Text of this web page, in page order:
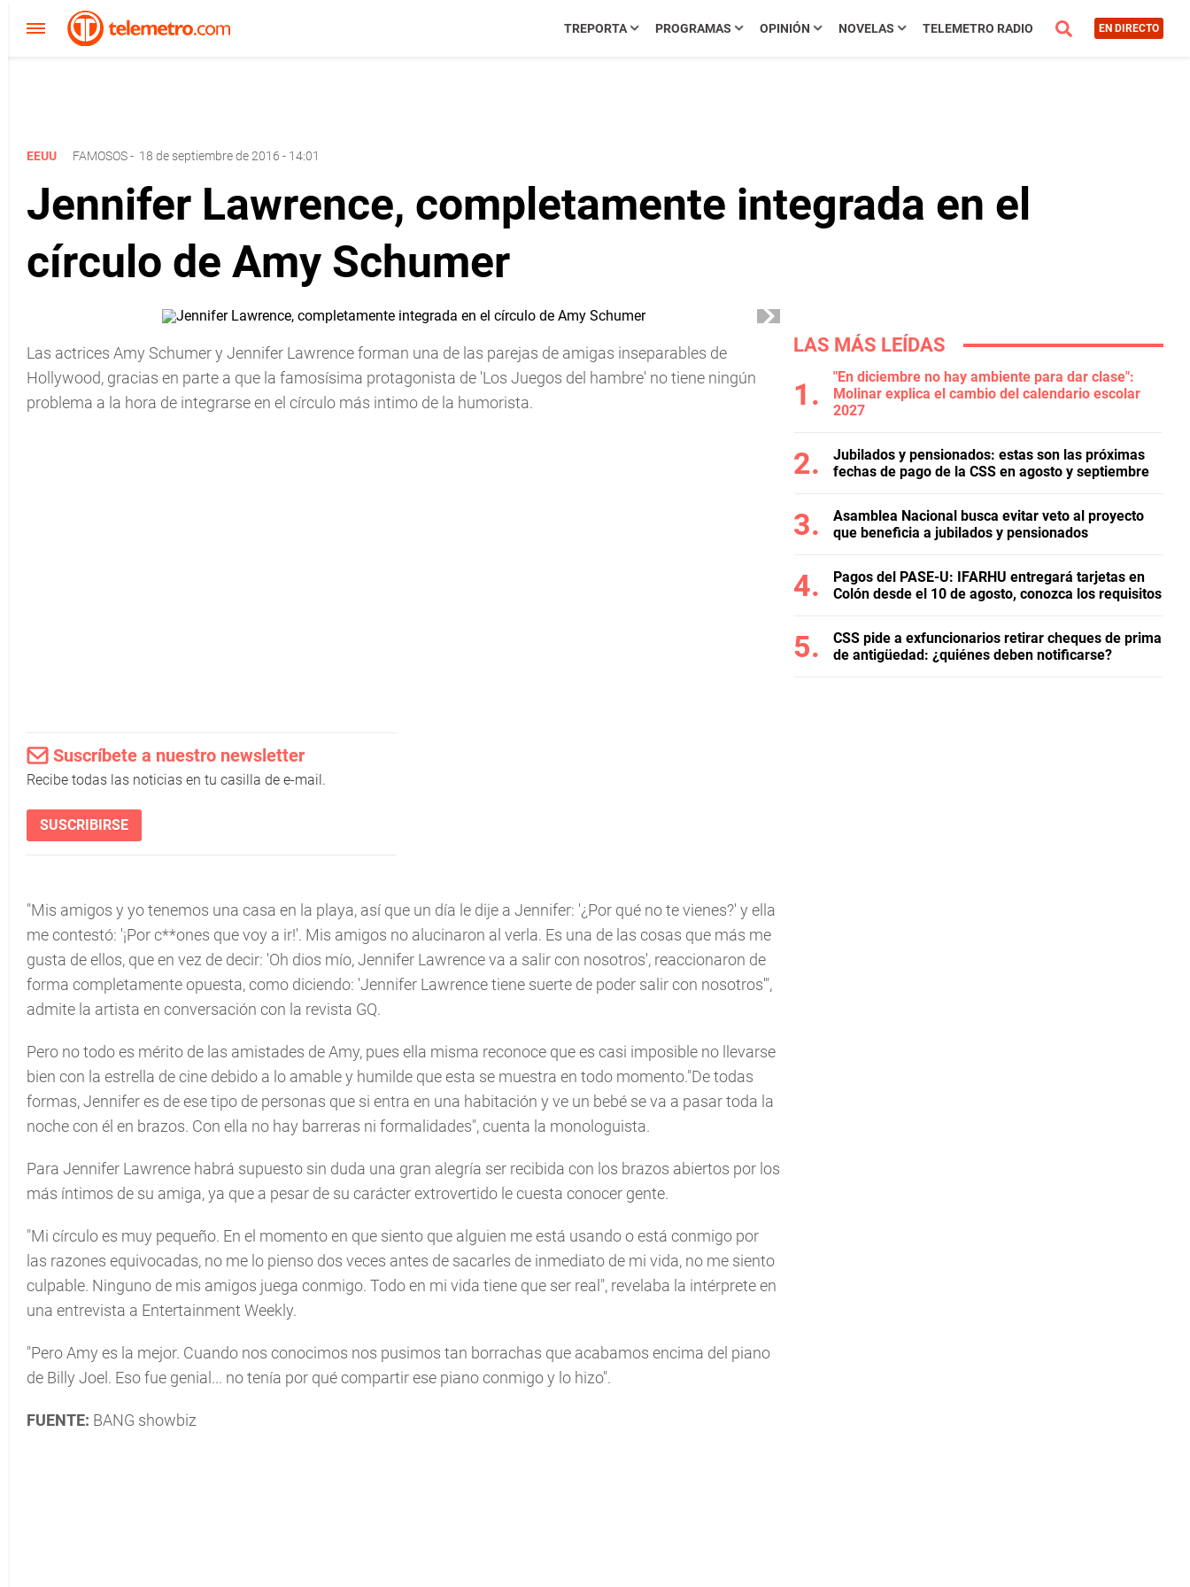
TREPORTA PROGRAMAS OPINIÓN NOVELAS TELEMETRO RADIO EN DIRECTO
EEUU FAMOSOS- 18 de septiembre de 2016 - 14:01
Jennifer Lawrence, completamente integrada en el
círculo de Amy Schumer
Las actrices Amy Schumer y Jennifer Lawrence forman una de las parejas de amigas inseparables de
Hollywood, gracias en parte a que la famosísima protagonista de 'Los Juegos del hambre' no tiene ningún
problema a la hora de integrarse en el círculo más intimo de la humorista.
Suscríbete a nuestro newsletter
Recibe todas las noticias en tu casilla de e-mail.
SUSCRIBIRSE
"Mis amigos y yo tenemos una casa en la playa, así que un día le dije a Jennifer: '¿Por qué no te vienes?' y ella
me contestó: '¡Por c**ones que voy a ir!'. Mis amigos no alucinaron al verla. Es una de las cosas que más me
gusta de ellos, que en vez de decir: 'Oh dios mío, Jennifer Lawrence va a salir con nosotros', reaccionaron de
forma completamente opuesta, como diciendo: 'Jennifer Lawrence tiene suerte de poder salir con nosotros'",
admite la artista en conversación con la revista GQ.
Pero no todo es mérito de las amistades de Amy, pues ella misma reconoce que es casi imposible no llevarse
bien con la estrella de cine debido a lo amable y humilde que esta se muestra en todo momento."De todas
formas, Jennifer es de ese tipo de personas que si entra en una habitación y ve un bebé se va a pasar toda la
noche con él en brazos. Con ella no hay barreras ni formalidades", cuenta la monologuista.
Para Jennifer Lawrence habrá supuesto sin duda una gran alegría ser recibida con los brazos abiertos por los
más íntimos de su amiga, ya que a pesar de su carácter extrovertido le cuesta conocer gente.
"Mi círculo es muy pequeño. En el momento en que siento que alguien me está usando o está conmigo por
las razones equivocadas, no me lo pienso dos veces antes de sacarles de inmediato de mi vida, no me siento
culpable. Ninguno de mis amigos juega conmigo. Todo en mi vida tiene que ser real", revelaba la intérprete en
una entrevista a Entertainment Weekly.
"Pero Amy es la mejor. Cuando nos conocimos nos pusimos tan borrachas que acabamos encima del piano
de Billy Joel. Eso fue genial... no tenía por qué compartir ese piano conmigo y lo hizo".
FUENTE: BANG showbiz
LAS MÁS LEÍDAS
"En diciembre no hay ambiente para dar clase":
Molinar explica el cambio del calendario escolar
2027
Jubilados y pensionados: estas son las próximas
fechas de pago de la CSS en agosto y septiembre
Asamblea Nacional busca evitar veto al proyecto
que beneficia a jubilados y pensionados
Pagos del PASE-U: IFARHU entregará tarjetas en
Colón desde el 10 de agosto, conozca los requisitos
CSS pide a exfuncionarios retirar cheques de prima
de antigüedad: ¿quiénes deben notificarse?